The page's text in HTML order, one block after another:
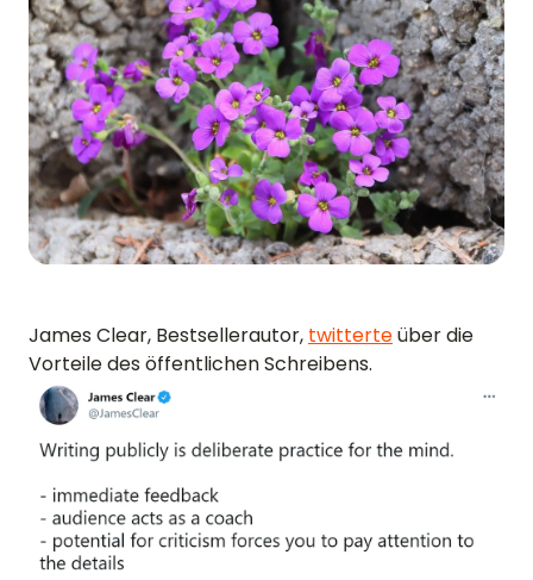
James Clear, Bestsellerautor, twitterteüber die
Vorteile des öffentlichen Schreibens.